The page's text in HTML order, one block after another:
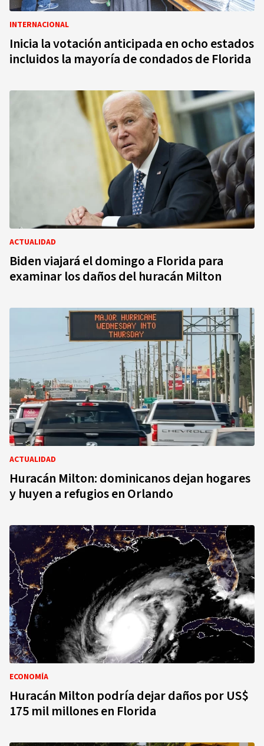
INTERNACIONAL
Inicia la votación anticipada en ocho estados
incluidos la mayoría de condados de Florida
ACTUALIDAD
Biden viajará el domingo a Florida para
examinar los daños del huracán Milton
ACTUALIDAD
Huracán Milton: dominicanos dejan hogares
y huyen a refugios en Orlando
ECONOMÍA
Huracán Milton podría dejar daños por US$
175 mil millones en Florida